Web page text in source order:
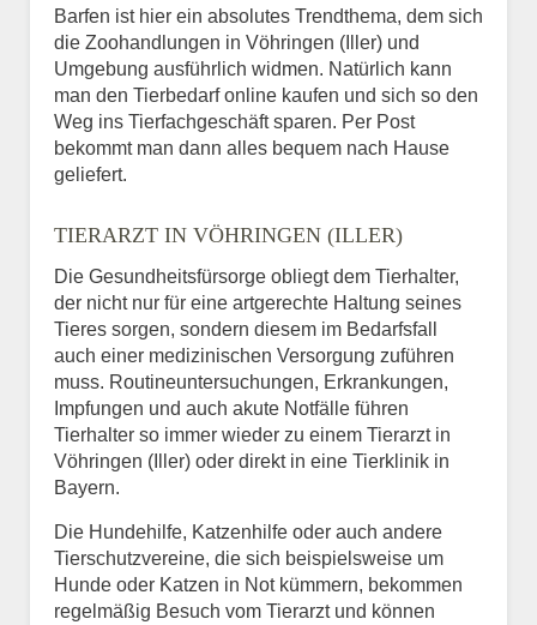
Barfen ist hier ein absolutes Trendthema, dem sich
die Zoohandlungen in Vöhringen (Iller) und
Umgebung ausführlich widmen. Natürlich kann
man den Tierbedarf online kaufen und sich so den
Weg ins Tierfachgeschäft sparen. Per Post
bekommt man dann alles bequem nach Hause
geliefert.
TIERARZT IN VÖHRINGEN (ILLER)
Die Gesundheitsfürsorge obliegt dem Tierhalter,
der nicht nur für eine artgerechte Haltung seines
Tieres sorgen, sondern diesem im Bedarfsfall
auch einer medizinischen Versorgung zuführen
muss. Routineuntersuchungen, Erkrankungen,
Impfungen und auch akute Notfälle führen
Tierhalter so immer wieder zu einem Tierarzt in
Vöhringen (Iller) oder direkt in eine Tierklinik in
Bayern.
Die Hundehilfe, Katzenhilfe oder auch andere
Tierschutzvereine, die sich beispielsweise um
Hunde oder Katzen in Not kümmern, bekommen
regelmäßig Besuch vom Tierarzt und können